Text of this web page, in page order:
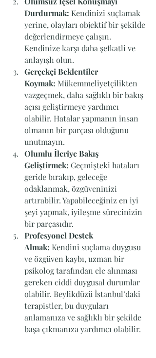
Durdurmak: Kendinizi suçlamak
yerine, olayları objektif bir şekilde
değerlendirmeye çalışın.
Kendinize karşı daha şefkatli ve
anlayışlı olun.
Gerçekçi Beklentiler
Koymak: Mükemmeliyetçilikten
vazgeçmek, daha sağlıklı bir bakış
açısı geliştirmeye yardımcı
olabilir. Hatalar yapmanın insan
olmanın bir parçası olduğunu
unutmayın.
Olumlu İleriye Bakış
Geliştirmek: Geçmişteki hataları
geride bırakıp, geleceğe
odaklanmak, özgüveninizi
artırabilir. Yapabileceğiniz en iyi
şeyi yapmak, iyileşme sürecinizin
bir parçasıdır.
Profesyonel Destek
Almak: Kendini suçlama duygusu
ve özgüven kaybı, uzman bir
psikolog tarafından ele alınması
gereken ciddi duygusal durumlar
olabilir. Beylikdüzü İstanbul’daki
terapistler, bu duyguları
anlamanıza ve sağlıklı bir şekilde
başa çıkmanıza yardımcı olabilir.